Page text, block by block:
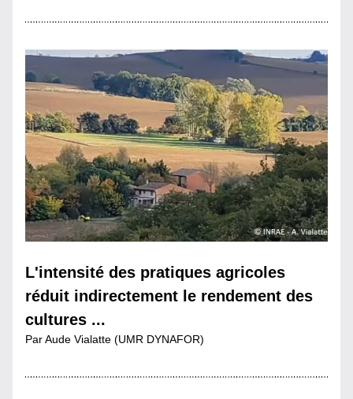
L'intensité des pratiques agricoles
réduit indirectement le rendement des
cultures ...
Par Aude Vialatte (UMR DYNAFOR)